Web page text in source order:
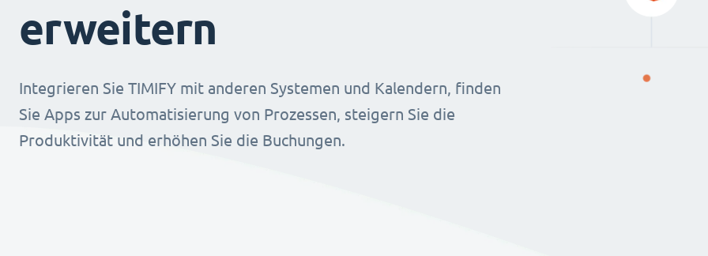
erweitern
Integrieren Sie TIMIFY mit anderen Systemen und Kalendern, finden
Sie Apps zur Automatisierung von Prozessen, steigern Sie die
Produktivität und erhöhen Sie die Buchungen.